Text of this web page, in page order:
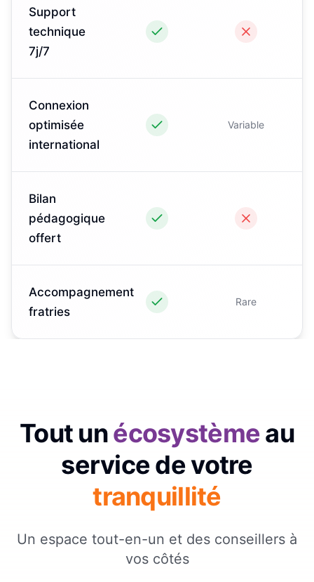
Support
technique
7j/7
Connexion
optimisée
international
Variable
Bilan
pédagogique
offert
Accompagnement
fratries
Rare
Tout unécosystèmeau
service de votre
tranquillité
Un espace tout-en-un et des conseillers à
vos côtés